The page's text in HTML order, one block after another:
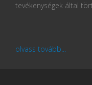
tevékenységek által
olvass tovább...